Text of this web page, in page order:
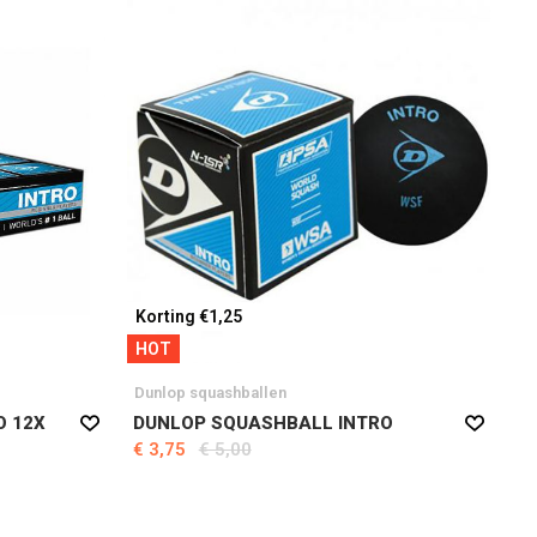
12X
Korting €1,25
HOT
Dunlop squashballen
DUNLOP SQUASHBALL INTRO
€ 3,75
€ 5,00